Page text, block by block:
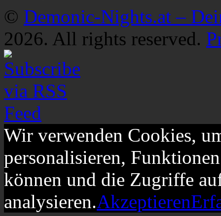
© Demonic-Nights.at –
2026. All rights reserved.
Wir verwenden Cookies,
personalisieren,
können und die Zugriffe
analysieren.Akzeptieren